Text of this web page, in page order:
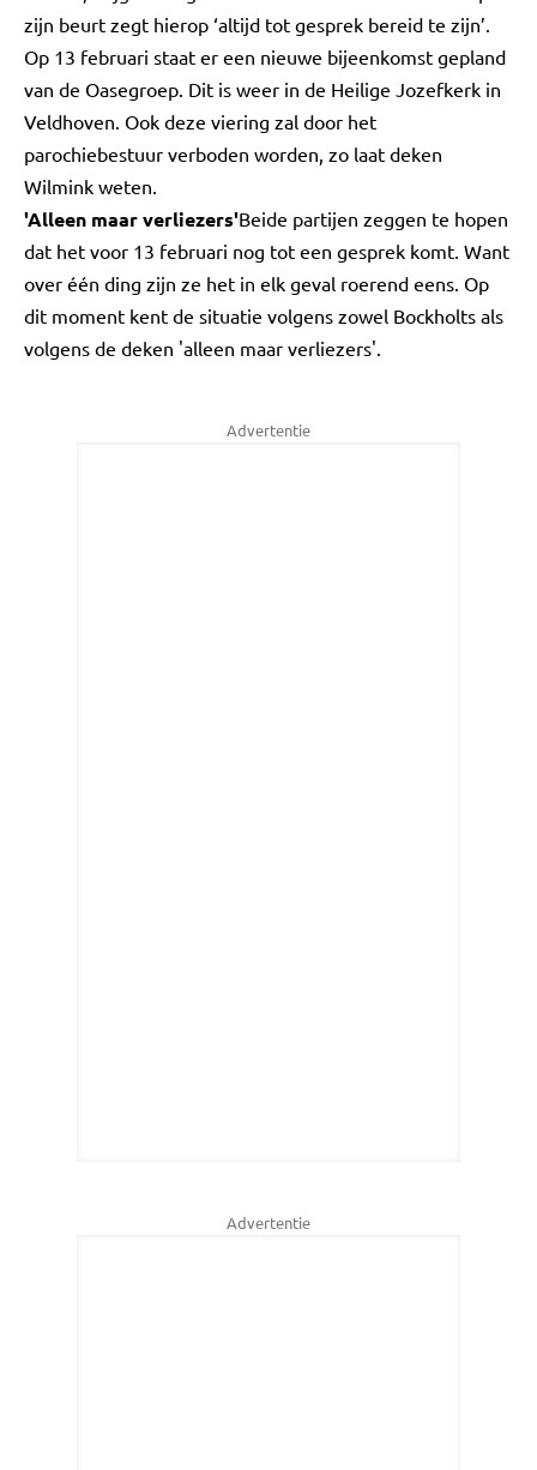
zijn beurt zegt hierop ‘altijd tot gesprek bereid te zijn’.
Op 13 februari staat er een nieuwe bijeenkomst gepland
van de Oasegroep. Dit is weer in de Heilige Jozefkerk in
Veldhoven. Ook deze viering zal door het
parochiebestuur verboden worden, zo laat deken
Wilmink weten.
'Alleen maar verliezers'Beide partijen zeggen te hopen
dat het voor 13 februari nog tot een gesprek komt. Want
over één ding zijn ze het in elk geval roerend eens. Op
dit moment kent de situatie volgens zowel Bockholts als
volgens de deken 'alleen maar verliezers'.
Advertentie
Advertentie